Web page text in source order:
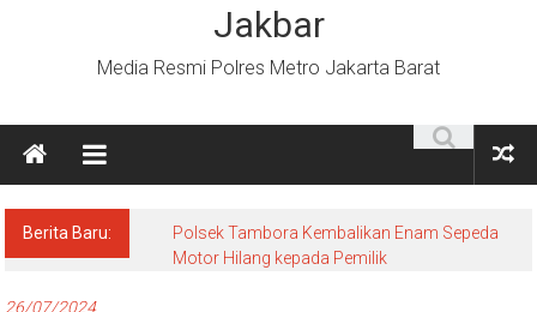
Jakbar
Media Resmi Polres Metro Jakarta Barat
Berita Baru:
Polsek Tambora Kembalikan Enam Sepeda
Motor Hilang kepada Pemilik
26/07/2024